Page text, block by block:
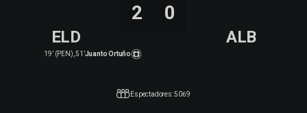
ELD
2 0
ALB
19’ (PEN), 51’Juanto Ortuño
Espectadores: 5069